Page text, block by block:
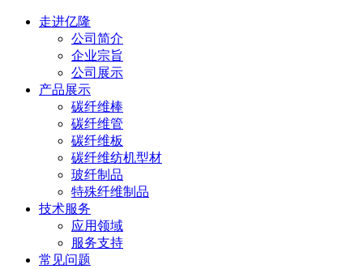
走进亿隆
公司简介
企业宗旨
公司展示
产品展示
碳纤维棒
碳纤维管
碳纤维板
碳纤维纺机型材
玻纤制品
特殊纤维制品
技术服务
应用领域
服务支持
常见问题